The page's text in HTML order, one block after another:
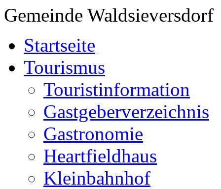
Gemeinde Waldsieversdorf
Startseite
Tourismus
Touristinformation
Gastgeberverzeichnis
Gastronomie
Heartfieldhaus
Kleinbahnhof